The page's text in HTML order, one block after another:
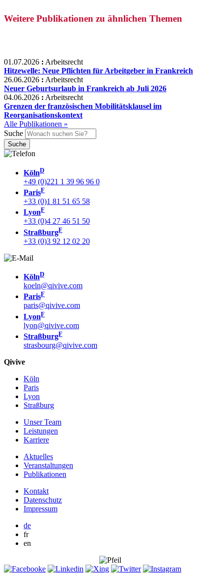
Weitere Publikationen zu ähnlichen Themen
01.07.2026 : Arbeitsrecht
Hitzewelle: Neue Pflichten für Arbeitgeber in Frankreich
26.06.2026 : Arbeitsrecht
Neuer Geburtsurlaub in Frankreich ab Juli 2026
04.06.2026 : Arbeitsrecht
Grenzen der französischen Mobilitätsklausel im
Reorganisationskontext
Alle Publikationen »
Suche
KölnD
+49 (0)221 1 39 96 96 0
ParisF
+33 (0)1 81 51 65 58
LyonF
+33 (0)4 27 46 51 50
StraßburgF
+33 (0)3 92 12 02 20
KölnD
koeln@qivive.com
ParisF
paris@qivive.com
LyonF
lyon@qivive.com
StraßburgF
strasbourg@qivive.com
Qivive
Köln
Paris
Lyon
Straßburg
Unser Team
Leistungen
Karriere
Aktuelles
Veranstaltungen
Publikationen
Kontakt
Datenschutz
Impressum
de
fr
en